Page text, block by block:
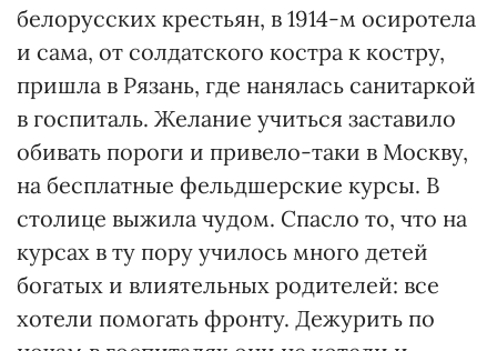
белорусских крестьян, в 1914-м осиротела
и сама, от солдатского костра к костру,
пришла в Рязань, где нанялась санитаркой
в госпиталь. Желание учиться заставило
обивать пороги и привело-таки в Москву,
на бесплатные фельдшерские курсы. В
столице выжила чудом. Спасло то, что на
курсах в ту пору училось много детей
богатых и влиятельных родителей: все
хотели помогать фронту. Дежурить по